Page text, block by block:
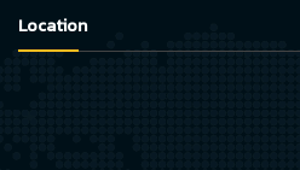
Location